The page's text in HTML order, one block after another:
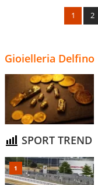
1 2
Gioielleria Delfino
SPORT TREND